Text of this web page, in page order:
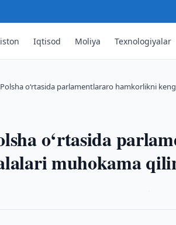
Iqtisod Moliya Texnologiyalar
Polsha o‘rtasida parlamentlararo hamkorlikni
o‘rtasida
muhokama